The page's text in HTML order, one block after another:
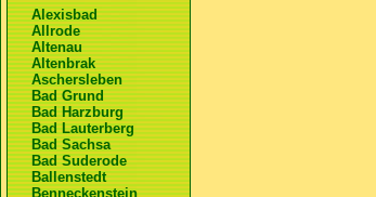
Alexisbad
Allrode
Altenau
Altenbrak
Aschersleben
Bad Grund
Bad Harzburg
Bad Lauterberg
Bad Sachsa
Bad Suderode
Ballenstedt
Benneckenstein